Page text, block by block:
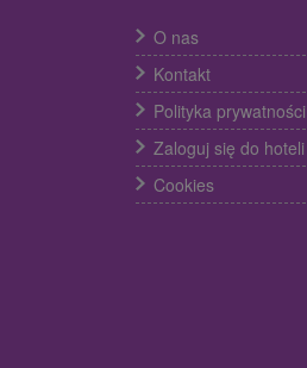
O nas
Kontakt
Polityka prywatności
Zaloguj się do hoteli
Cookies